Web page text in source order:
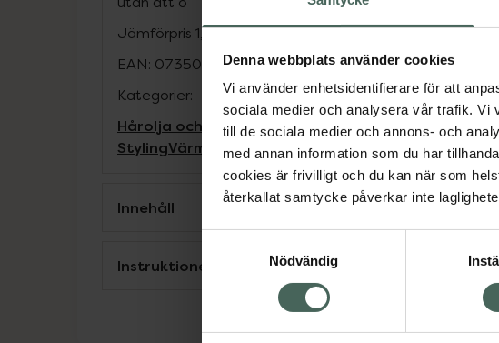
Denna webbplats använder cookies
Vi använder enhetsidentifierare för att
sociala medier och analysera vår trafik. Vi
till de sociala medier och annons- och
med annan information som du har
cookies är frivilligt och du kan när som
återkallat samtycke påverkar inte
Nödvändig
Jämförpris 1,43 kr/ml
EAN: 07350134100873
Kategorier:
Hårolja och stylingkrämHårvård Inpackning och
StylingVärmeskydd
Innehåll
Instruktioner